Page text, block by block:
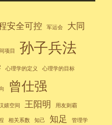
安全可控 军运会
大同
项目 孙子兵法
心理学的定义 心理学的目标
曾仕强
嬉空间 王阳明 用友则霸
相关系数 知己 知足 管理学